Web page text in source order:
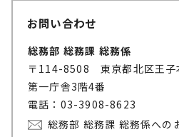
お問い合わせ
総務部 総務課 総務係
〒114-8508 東京都北区王
第一庁舎3階4番
電話：03-3908-8623
総務部 総務課 総務係への